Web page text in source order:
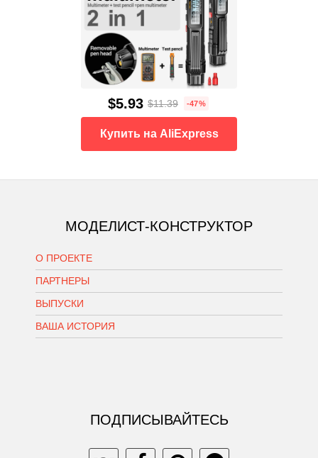
$5.93 $11.39 -47%
Купить на AliExpress
МОДЕЛИСТ-КОНСТРУКТОР
О ПРОЕКТЕ
ПАРТНЕРЫ
ВЫПУСКИ
ВАША ИСТОРИЯ
ПОДПИСЫВАЙТЕСЬ